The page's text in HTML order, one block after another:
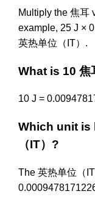
Multiply the 焦耳
example, 25 J ×
英热单位（IT）.
What is 10 焦
10 J =
Which unit is
（IT）?
The 英热单位（